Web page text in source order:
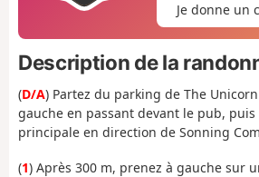
Je donne un
Description de la
(D/A) Partez du parking de The
gauche en passant devant le pub,
principale en direction de Sonning
(1) Après 300 m, prenez à gauche sur